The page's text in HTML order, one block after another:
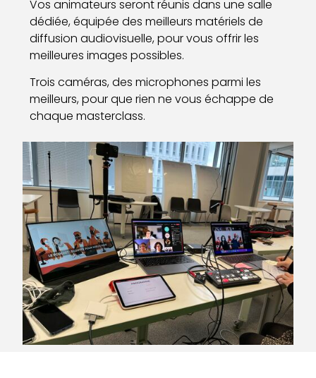
Vos animateurs seront réunis dans une salle
dédiée, équipée des meilleurs matériels de
diffusion audiovisuelle, pour vous offrir les
meilleures images possibles.
Trois caméras, des microphones parmi les
meilleurs, pour que rien ne vous échappe de
chaque masterclass.